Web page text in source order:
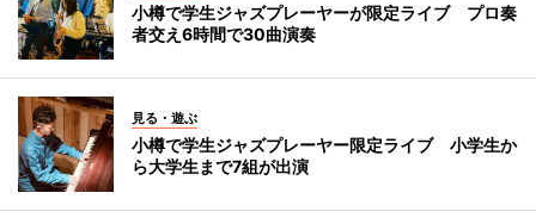
小樽で学生ジャズプレーヤーが限定ライブ プロ奏
者交え6時間で30曲演奏
見る・遊ぶ
小樽で学生ジャズプレーヤー限定ライブ 小学生か
ら大学生まで7組が出演